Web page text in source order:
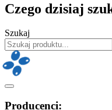
Czego dzisiaj
Szukaj
Producenci: